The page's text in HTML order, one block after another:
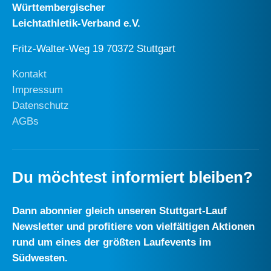
Württembergischer
Leichtathletik-Verband e.V.
Fritz-Walter-Weg 19 70372 Stuttgart
Kontakt
Impressum
Datenschutz
AGBs
Du möchtest informiert bleiben?
Dann abonnier gleich unseren Stuttgart-Lauf
Newsletter und profitiere von vielfältigen Aktionen
rund um eines der größten Laufevents im
Südwesten.